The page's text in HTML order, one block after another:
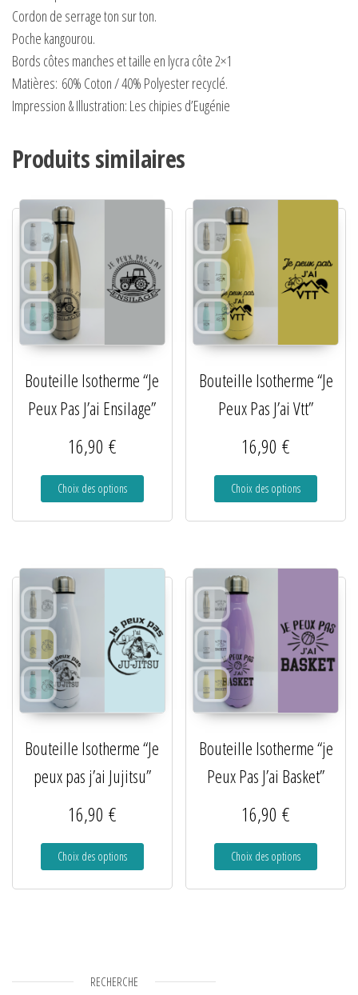
Cordon de serrage ton sur ton.
Poche kangourou.
Bords côtes manches et taille en lycra côte 2×1
Matières: 60% Coton / 40% Polyester recyclé.
Impression & Illustration: Les chipies d’Eugénie
Produits similaires
Bouteille Isotherme “Je
Peux Pas J’ai Ensilage”
16,90 €
Choix des options
Bouteille Isotherme “Je
Peux Pas J’ai Vtt”
16,90€
Choix des options
Bouteille Isotherme “Je
peux pas j’ai Jujitsu”
16,90 €
Choix des options
Bouteille Isotherme “je
Peux Pas J’ai Basket”
16,90€
Choix des options
RECHERCHE